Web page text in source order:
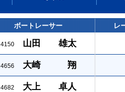
ボートレーサー レ
4150 山田 雄太
4656 大崎 翔
4682 大上 卓人